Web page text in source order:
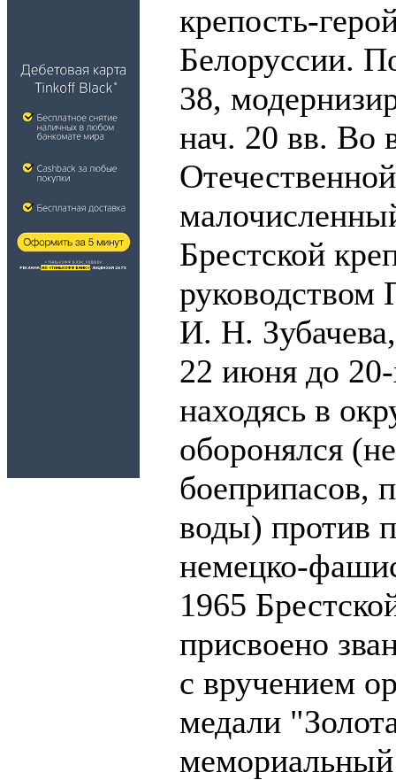
крепость-
Белоруссии.
38,
нач. 20 вв. Во
Брестской
И. Н.
22 июня до
находясь в
оборонялся
боеприпасов,
воды) против
немецко-
1965
присвоено
с вручением
медали